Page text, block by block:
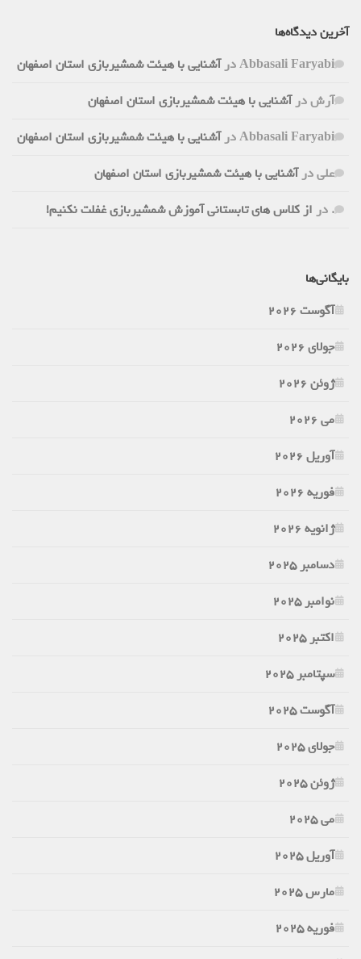
آخرین دیدگاه‌ها
Abbasali Faryabiدرآشنایی با هیئت شمشیربازی استان اصفهان
آرشدرآشنایی با هیئت شمشیربازی استان اصفهان
Abbasali Faryabiدرآشنایی با هیئت شمشیربازی استان اصفهان
علیدرآشنایی با هیئت شمشیربازی استان اصفهان
.دراز کلاس های تابستانی آموزش شمشیربازی غفلت نکنیم!
بایگانی‌ها
آگوست 2026
جولای 2026
ژوئن 2026
می 2026
آوریل 2026
فوریه 2026
ژانویه 2026
دسامبر 2025
نوامبر 2025
اکتبر 2025
سپتامبر 2025
آگوست 2025
جولای 2025
ژوئن 2025
می 2025
آوریل 2025
مارس 2025
فوریه 2025